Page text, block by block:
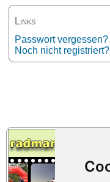
Links
Passwort vergessen?
Noch nicht registriert?